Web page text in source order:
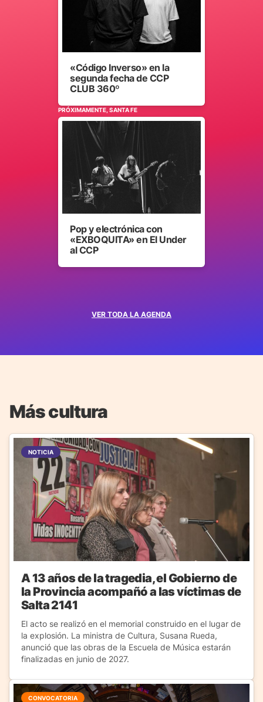
VER TODA LA AGENDA
«Código Inverso» en la
segunda fecha de CCP
CLUB 360º
PRÓXIMAMENTE, SANTA FE
Pop y electrónica con
«EXBOQUITA» en El Under
al CCP
Más cultura
NOTICIA
A 13 años de la tragedia, el Gobierno de
la Provincia acompañó a las víctimas de
Salta 2141
El acto se realizó en el memorial construido en el lugar de
la explosión. La ministra de Cultura, Susana Rueda,
anunció que las obras de la Escuela de Música estarán
finalizadas en junio de 2027.
CONVOCATORIA